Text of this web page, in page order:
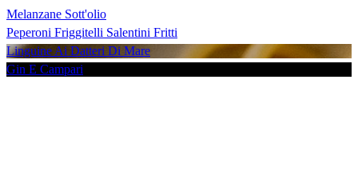
Melanzane Sott'olio
Peperoni Friggitelli Salentini Fritti
Linguine Ai Datteri Di Mare
Gin E Campari